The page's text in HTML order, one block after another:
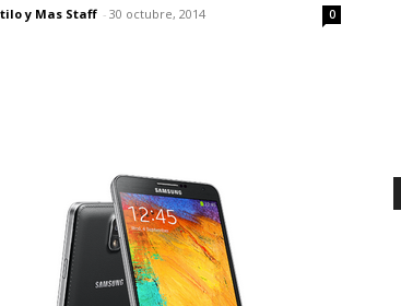
y Mas Staff - 30 octubre, 2014 0